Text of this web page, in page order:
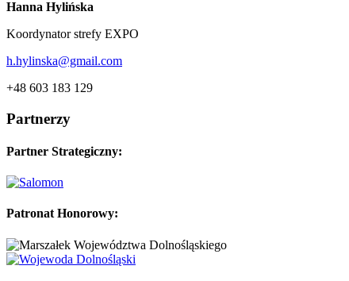
Hanna Hylińska
Koordynator strefy EXPO
h.hylinska@gmail.com
+48 603 183 129
Partnerzy
Partner Strategiczny:
Patronat Honorowy: